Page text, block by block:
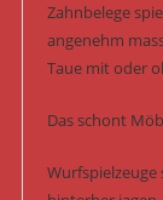
Zahnbelege
angenehm
Taue mit oder
Das schont